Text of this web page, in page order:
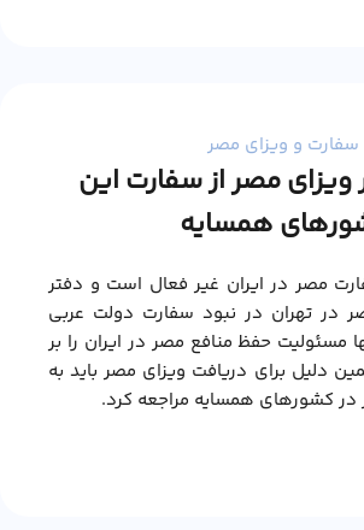
سفارت و ویزای مصر
ویزای مصر از سفارت این
همسایه
مصر در ایران غیر فعال است و دفتر
در تهران در نبود سفارت دولت عربی
مسئولیت حفظ منافع مصر در ایران را بر
دلیل برای دریافت ویزای مصر باید به
کشورهای همسایه مراجعه کرد.